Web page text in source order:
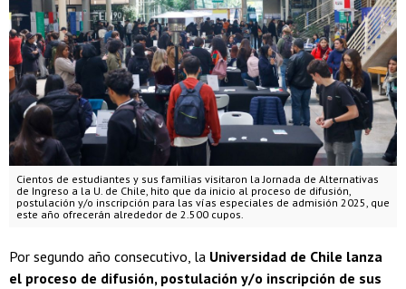
Cientos de estudiantes y sus familias visitaron la Jornada de Alternativas
de Ingreso a la U. de Chile, hito que da inicio al proceso de difusión,
postulación y/o inscripción para las vías especiales de admisión 2025, que
este año ofrecerán alrededor de 2.500 cupos.
Por segundo año consecutivo, la Universidad de Chile lanza
el proceso de difusión, postulación y/o inscripción de sus